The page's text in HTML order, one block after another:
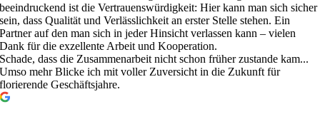
beeindruckend ist die Vertrauenswürdigkeit: Hier kann man sich sicher
sein, dass Qualität und Verlässlichkeit an erster Stelle stehen. Ein
Partner auf den man sich in jeder Hinsicht verlassen kann – vielen
Dank für die exzellente Arbeit und Kooperation.
Schade, dass die Zusammenarbeit nicht schon früher zustande kam...
Umso mehr Blicke ich mit voller Zuversicht in die Zukunft für
florierende Geschäftsjahre.